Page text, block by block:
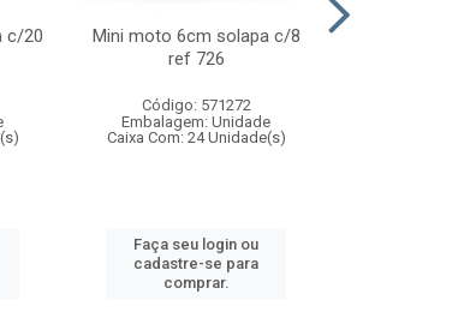
c/20
Mini moto 6cm solapa c/8
ref 726
Código: 571272
Embalagem: Unidade
Caixa Com: 24 Unidade(s)
Faça seu login ou
cadastre-se para
comprar.